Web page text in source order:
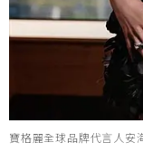
寶格麗全球品牌代言人安